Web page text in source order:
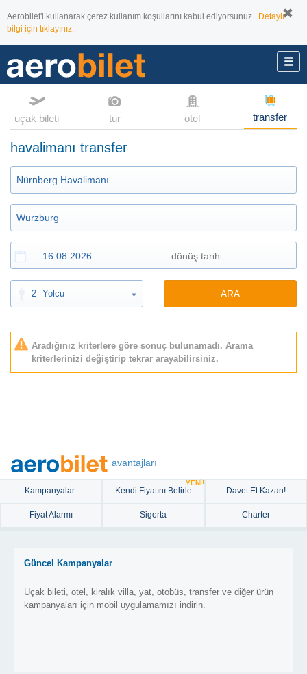
Aerobilet'i kullanarak çerez kullanım koşullarını kabul ediyorsunuz. Detaylı
bilgi için tıklayınız.
uçak bileti tur otel transfer
havalimanı transfer
2 Yolcu ARA
Aradığınız kriterlere göre sonuç bulunamadı. Arama
kriterlerinizi değiştirip tekrar arayabilirsiniz.
avantajları
Kampanyalar Kendi Fiyatını Belirle
YENİ!
Davet Et Kazan!
Fiyat Alarmı Sigorta Charter
Güncel Kampanyalar
Uçak bileti, otel, kiralık villa, yat, otobüs, transfer ve diğer ürün
kampanyaları için mobil uygulamamızı indirin.